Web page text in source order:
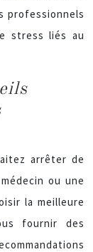
professionnels
stress liés au
arrêter de
ou une
la meilleure
fournir des